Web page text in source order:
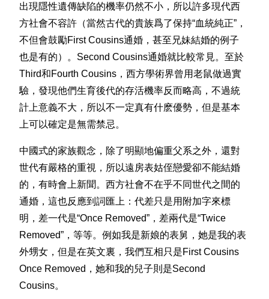
出現隱性遺傳缺陷的機率仍然不小，所以許多現代西
方社會不容許（當然古代的貴族爲了保持“血統純正”，
不但會鼓勵First Cousins通婚，甚至兄妹結婚的例子
也是有的）。Second Cousins通婚就比較常見。至於
Third和Fourth Cousins，西方學術界曾用老鼠做過實
驗，發現他們生育後代的存活機率反而略高，不過統
計上意義不大，所以不一定真有什麽優勢，但是基本
上可以確定是無需禁忌。
中國式的家族觀念，除了明顯地偏重父系之外，還對
世代有嚴格的重視，所以遠房表姑侄戀愛卻不能結婚
的，有時會上新聞。西方社會不在乎不同世代之間的
通婚，這也反應到詞匯上：代差只是用附加字來標
明，差一代是“Once Removed”，差兩代是“Twice
Removed”，等等。例如我是新娘的表舅，她是我的表
外甥女，但是在英文裏，我們互相只是First Cousins
Once Removed，她和我的兒子則是Second
Cousins。